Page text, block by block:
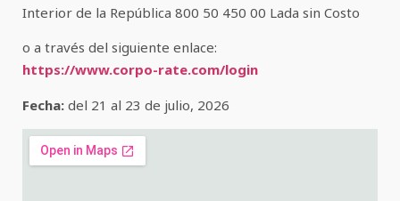
Interior de la República 800 50 450 00 Lada sin Costo
o a través del siguiente enlace:
https://www.corpo-rate.com/login
Fecha: del 21 al 23 de julio, 2026